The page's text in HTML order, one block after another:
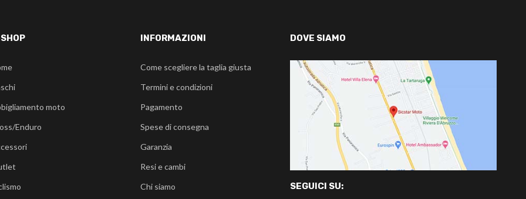
moto
Enduro
INFORMAZIONI
Come scegliere la taglia giusta
Termini e condizioni
Pagamento
Spese di consegna
Garanzia
Resi e cambi
Chi siamo
DOVE SIAMO
SEGUICI SU: